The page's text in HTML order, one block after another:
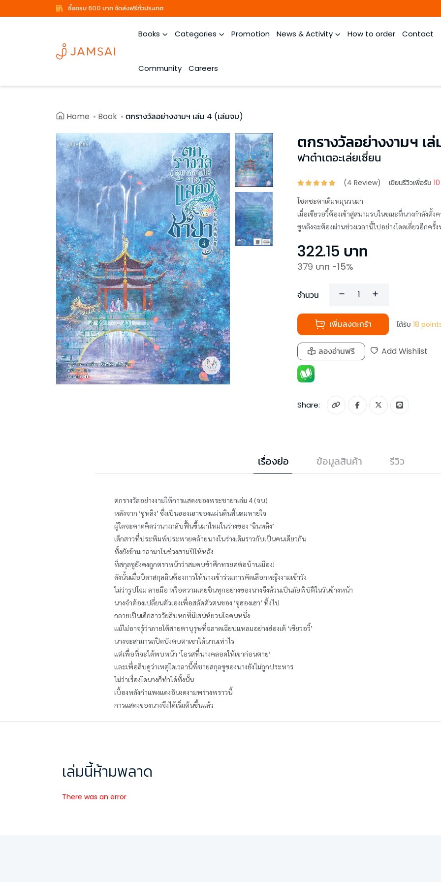
ซื้อครบ 600 บาท จัดส่งฟรีทั่วประเทศ
Books Categories Promotion News & Activity How to order Contact
Community Careers
Home Book ตกรางวัลอย่างงามฯ เล่ม 4 (เล่มจบ)
ตกรางวัลอย่างงามฯ เ
ฟาต๋าเตอะเล่ยเซี่ยน
(4 Review) เขียนรีวิวเพื่อรับ
โชคชะตาเดิมหมุนวนมา
เมื่อเซียวอวี้ต้องเข้าสู่สนามรบในขณะที่นางกำลังตั้ง
ซูหลิงจะต้องผ่านช่วงเวลานี้ไปอย่างโดดเดี่ยวอีกครั้
322.15 บาท
379บาท -15%
จำนวน
เพิ่มลงตะกร้า ได้รับ 18
ลองอ่านฟรี Add Wishlist
Share:
เรื่องย่อ ข้อมูลสินค้า รีวิว
ตกรางวัลอย่างงามให้การแสดงของพระชายาเล่ม 4 (จบ)
หลังจาก ‘ซูหลิง’ ซึ่งเป็นฮองเฮาของแผ่นดินสิ้นลมหายใจ
ผู้ใดจะคาดคิดว่านางกลับฟื้นขึ้นมาใหม่ในร่างของ ‘ฉินหลิง’
เด็กสาวที่ประพิมพ์ประพายคล้ายนางในร่างเดิมราวกับเป็นคนเดียวกัน
ทั้งยังข้ามเวลามาในช่วงสามปีให้หลัง
ที่สกุลซูยังคงถูกตราหน้าว่าสมคบข้าศึกทรยศต่อบ้านเมือง!
ดังนั้นเมื่อบิดาสกุลฉินต้องการให้นางเข้าร่วมการคัดเลือกหญิงงามเข้าวัง
ไม่ว่ารูปโฉม ลายมือ หรือความเคยชินทุกอย่างของนางจึงล้วนเป็นภัยพิบัติในวันข้างหน้า
นางจำต้องเปลี่ยนตัวเองเพื่อสลัดตัวตนของ ‘ซูฮองเฮา’ ทิ้งไป
กลายเป็นเด็กสาววัยสิบหกที่มีเสน่ห์ยวนใจคนหนึ่ง
แม้ไม่อาจรู้ว่าภายใต้สายตาบุรุษที่ฉลาดเฉียบแหลมอย่างฮ่องเต้ ‘เซียวอวี้’
นางจะสามารถปิดบังตบตาเขาได้นานเท่าไร
แต่เพื่อที่จะได้พบหน้า ‘โอรสที่นางคลอดให้เขาก่อนตาย’
และเพื่อสืบดูว่าเหตุใดเวลานี้พี่ชายสกุลซูของนางยังไม่ถูกประหาร
ไม่ว่าเรื่องใดนางก็ทำได้ทั้งนั้น
เบื้องหลังกำแพงแดงอันงดงามพร่างพราวนี้
การแสดงของนางจึงได้เริ่มต้นขึ้นแล้ว
เล่มนี้ห้ามพลาด
There was an error